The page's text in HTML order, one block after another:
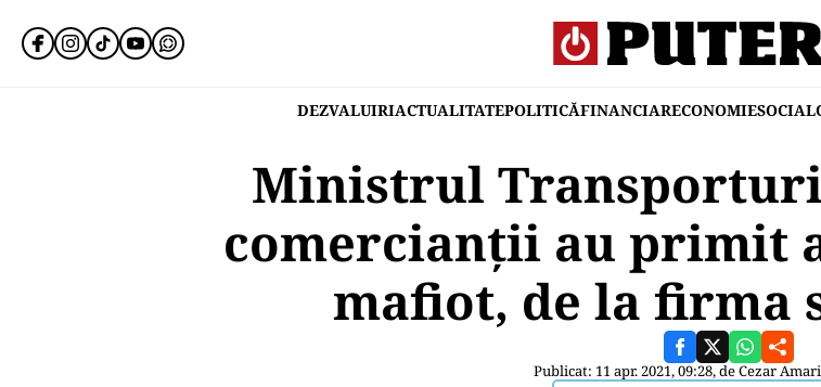
DEZVALUIRIACTUALITATEPOLITICĂFINANCIARECONOMIESOCIAL
Ministrul
comercianții au primit
mafiot, de la firma
Publicat: 11 apr. 2021, 09:28, deCezar